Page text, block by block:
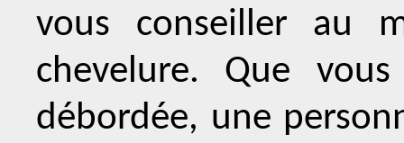
vous conseiller au
chevelure. Que
débordée, une